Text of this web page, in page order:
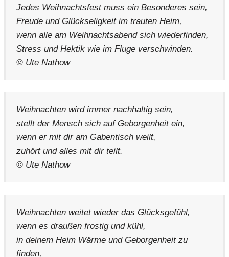
Jedes Weihnachtsfest muss ein Besonderes sein,
Freude und Glückseligkeit im trauten Heim,
wenn alle am Weihnachtsabend sich wiederfinden,
Stress und Hektik wie im Fluge verschwinden.
© Ute Nathow
Weihnachten wird immer nachhaltig sein,
stellt der Mensch sich auf Geborgenheit ein,
wenn er mit dir am Gabentisch weilt,
zuhört und alles mit dir teilt.
© Ute Nathow
Weihnachten weitet wieder das Glücksgefühl,
wenn es draußen frostig und kühl,
in deinem Heim Wärme und Geborgenheit zu
finden,